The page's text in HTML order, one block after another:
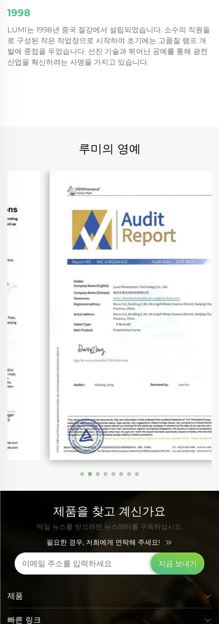
1998
LUMI는 1998년 중국 절강에서 설립되었습니다. 소수의 직원들
로 구성된 작은 작업장으로 시작하여 초기에는 고품질 램프 개
발에 중점을 두었습니다. 선진 기술과 뛰어난 공예를 통해 광전
산업을 혁신하려는 사명을 가지고 있습니다.
루미의 영예
제품을 찾고 계신가요
매일 뉴스를 받으려면 뉴스레터를 구독하십시오.
필요한 경우, 저희에게 연락해 주세요!
지금 보내기
빠른 링크
제품